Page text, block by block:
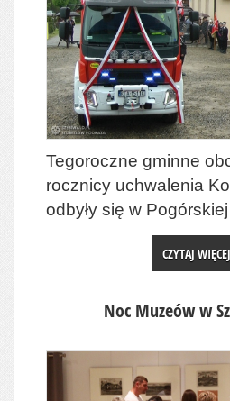
Tegoroczne gminne
rocznicy uchwalenia
odbyły się w
CZYTAJ
Noc Muzeów w